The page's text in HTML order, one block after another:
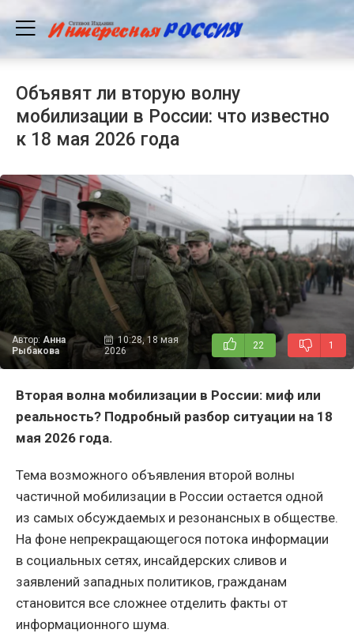
Объявят ли вторую волну
мобилизации в России: что известно
к 18 мая 2026 года
Автор: Анна
Рыбакова
10:28, 18 мая
2026
22 1
Вторая волна мобилизации в России: миф или
реальность? Подробный разбор ситуации на 18
мая 2026 года.
Тема возможного объявления второй волны
частичной мобилизации в России остается одной
из самых обсуждаемых и резонансных в обществе.
На фоне непрекращающегося потока информации
в социальных сетях, инсайдерских сливов и
заявлений западных политиков, гражданам
становится все сложнее отделить факты от
информационного шума.